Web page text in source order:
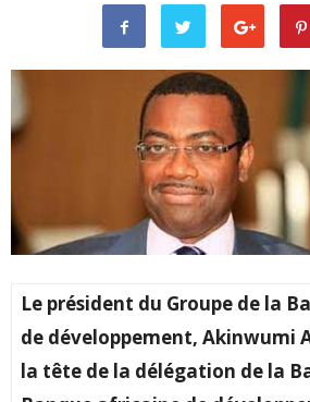
Le président du Groupe de la
de développement, Akinwumi
la tête de la délégation de la